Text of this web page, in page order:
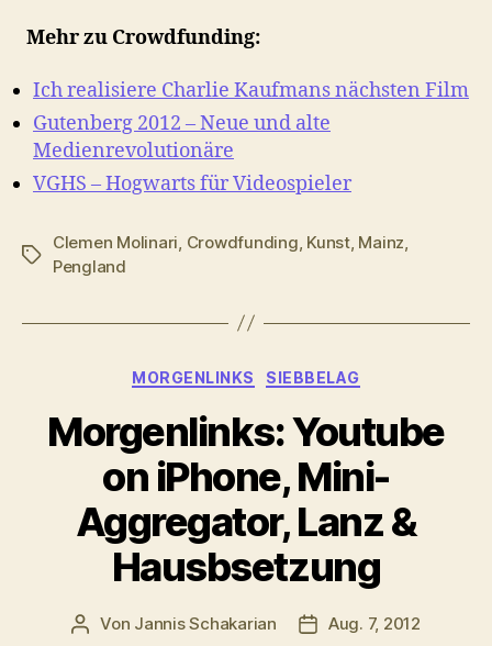
Mehr zu Crowdfunding:
Ich realisiere Charlie Kaufmans nächsten Film
Gutenberg 2012 – Neue und alte
Medienrevolutionäre
VGHS – Hogwarts für Videospieler
Schlagwörter
Clemen Molinari Crowdfunding Kunst, Mainz
Pengland
Kategorien
MORGENLINKS SIEBBELAG
Morgenlinks: Youtube
on iPhone, Mini-
Aggregator, Lanz &
Hausbsetzung
Beitragsautor
Von Jannis Schakarian
Aug. 7, 2012